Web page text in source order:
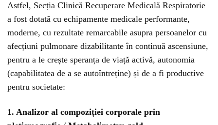
Astfel, Secția Clinică Recuperare Medicală Respiratorie
a fost dotată cu echipamente medicale performante,
moderne, cu rezultate remarcabile asupra persoanelor cu
afecțiuni pulmonare dizabilitante în continuă ascensiune,
pentru a le crește speranța de viață activă, autonomia
(capabilitatea de a se autoîntreține) și de a fi productive
pentru societate:
1. Analizor al compoziției corporale prin